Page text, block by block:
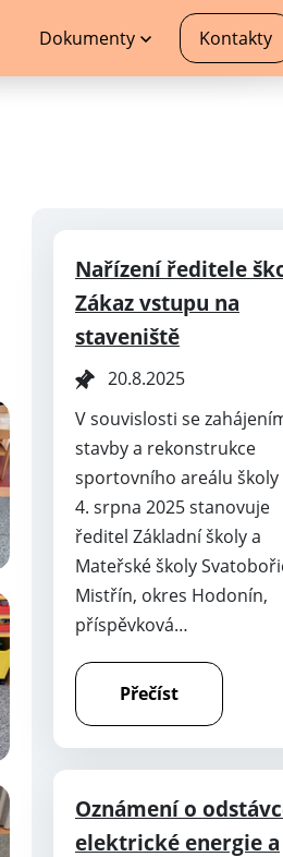
Dokumenty Kontakty
Nařízení ředitele
Zákaz vstupu na
staveniště
20.8.2025
V souvislosti se
stavby a rekonstrukce
sportovního areálu školy
4. srpna 2025 stanovuje
ředitel Základní školy a
Mateřské školy
Mistřín, okres Hodonín,
příspěvková…
Přečíst
Oznámení o
elektrické energie a